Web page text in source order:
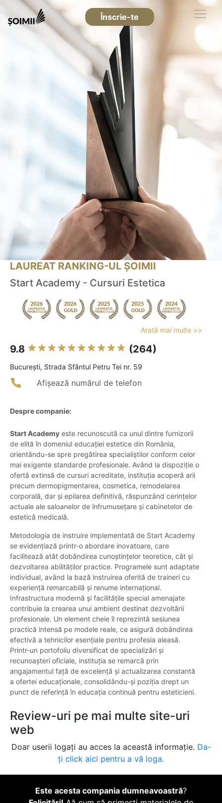
Înscrie-te
LAUREAT RANKING-UL ȘOIMII
Start Academy - Cursuri Estetica
Arată mai multe >>
9.8 (264)
Bucureşti, Strada Sfântul Petru Tei nr. 59
Afișează numărul de telefon
Despre companie:
Start Academy este recunoscută ca unul dintre furnizorii
de elită în domeniul educației estetice din România,
orientându-se spre pregătirea specialiștilor conform celor
mai exigente standarde profesionale. Având la dispoziție o
ofertă extinsă de cursuri acreditate, instituția acoperă arii
precum dermopigmentarea, cosmetica, remodelarea
corporală, dar și epilarea definitivă, răspunzând cerințelor
actuale ale saloanelor de înfrumusețare și cabinetelor de
estetică medicală.
Metodologia de instruire implementată de Start Academy
se evidențiază printr-o abordare inovatoare, care
facilitează atât dobândirea cunoștințelor teoretice, cât și
dezvoltarea abilităților practice. Programele sunt adaptate
individual, având la bază instruirea oferită de traineri cu
experiență remarcabilă și renume internațional.
Infrastructura modernă și facilitățile special amenajate
contribuie la crearea unui ambient destinat dezvoltării
profesionale. Un element cheie îl reprezintă sesiunea
practică intensă pe modele reale, ce asigură dobândirea
efectivă a tehnicilor esențiale pentru profesia aleasă.
Printr-un portofoliu diversificat de specializări și
recunoașteri oficiale, instituția se remarcă prin
angajamentul față de excelență și actualizarea constantă
a ofertei educaționale, consolidându-și poziția drept un
punct de referință în educația continuă pentru esteticieni.
Review-uri pe mai multe site-uri
web
Doar userii logați au acces la această informație. Da-
ți click aici pentru a vă loga.
Este acesta compania dumneavoastră?